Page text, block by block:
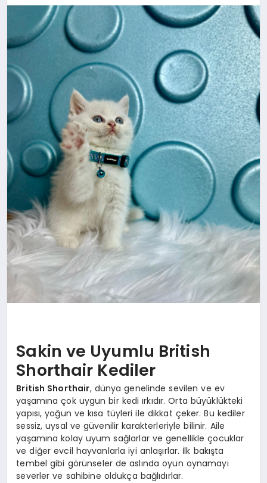
EKONOMI
EĞITIM
SIYASET
Sakin ve Uyumlu British
Shorthair Kediler
British Shorthair, dünya genelinde sevilen ve ev
yaşamına çok uygun bir kedi ırkıdır. Orta büyüklükteki
yapısı, yoğun ve kısa tüyleri ile dikkat çeker. Bu kediler
sessiz, uysal ve güvenilir karakterleriyle bilinir. Aile
yaşamına kolay uyum sağlarlar ve genellikle çocuklar
ve diğer evcil hayvanlarla iyi anlaşırlar. İlk bakışta
tembel gibi görünseler de aslında oyun oynamayı
severler ve sahibine oldukça bağlıdırlar.